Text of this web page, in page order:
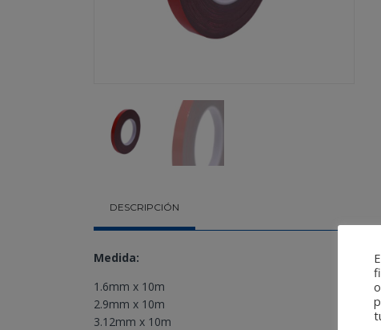
DESCRIPCIÓN
Medida:
1.6mm x 10m
2.9mm x 10m
3.12mm x 10m